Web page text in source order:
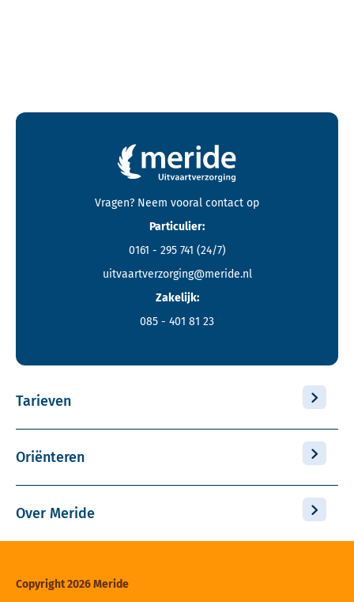
Contactgegevens en footer menu van Meride
Vragen? Neem vooral contact op
Particulier:
0161 - 295 741 (24/7)
uitvaartverzorging@meride.nl
Zakelijk:
085 - 401 81 23
Tarieven
Oriënteren
Over Meride
Copyright 2026 Meride